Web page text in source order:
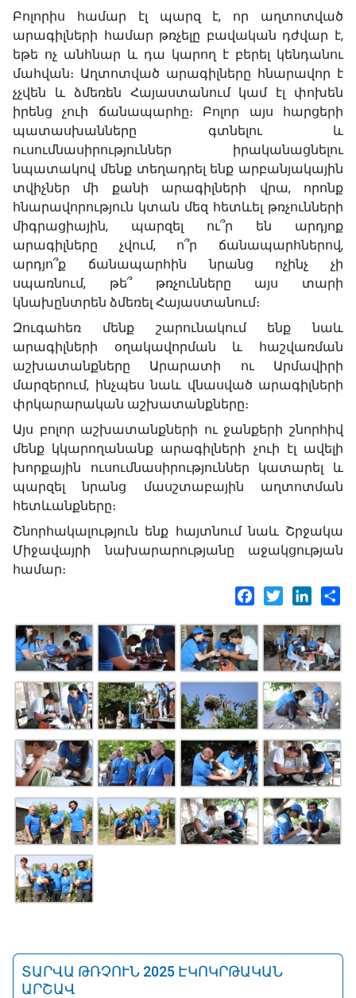
Բոլորիս համար էլ պարզ է, որ աղտոտված
արագիլների համար թռչելը բավական դժվար է,
եթե ոչ անհնար և դա կարող է բերել կենդանու
մահվան։ Աղտոտված արագիլները հնարավոր է
չչվեն և ձմեռեն Հայաստանում կամ էլ փոխեն
իրենց չուի ճանապարհը։ Բոլոր այս հարցերի
պատասխանները գտնելու և
ուսումնասիրություններ իրականացնելու
նպատակով մենք տեղադրել ենք արբանյակային
տվիչներ մի քանի արագիլների վրա, որոնք
հնարավորություն կտան մեզ հետևել թռչունների
միգրացիային, պարզել ու՞ր են արդյոք
արագիլները չվում, ո՞ր ճանապարհներով,
արդյո՞ք ճանապարհին նրանց ոչինչ չի
սպառնում, թե՞ թռչունները այս տարի
կնախընտրեն ձմեռել Հայաստանում։
Զուգահեռ մենք շարունակում ենք նաև
արագիլների օղակավորման և հաշվառման
աշխատանքները Արարատի ու Արմավիրի
մարզերում, ինչպես նաև վնասված արագիլների
փրկարարական աշխատանքները։
Այս բոլոր աշխատանքների ու ջանքերի շնորհիվ
մենք կկարողանանք արագիլների չուի էլ ավելի
խորքային ուսումնասիրություններ կատարել և
պարզել նրանց մասշտաբային աղտոտման
հետևանքները։
Շնորհակալություն ենք հայտնում նաև Շրջակա
Միջավայրի նախարարությանը աջակցության
համար։
Facebook
Twitter
ՏԱՐՎԱ ԹՌՉՈՒՆ 2025 ԷԿՈԿՐԹԱԿԱՆ
ԱՐՇԱՎ